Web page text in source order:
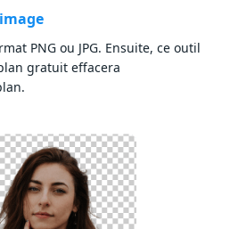
PNG ou JPG. Ensuite, ce outil
gratuit effacera